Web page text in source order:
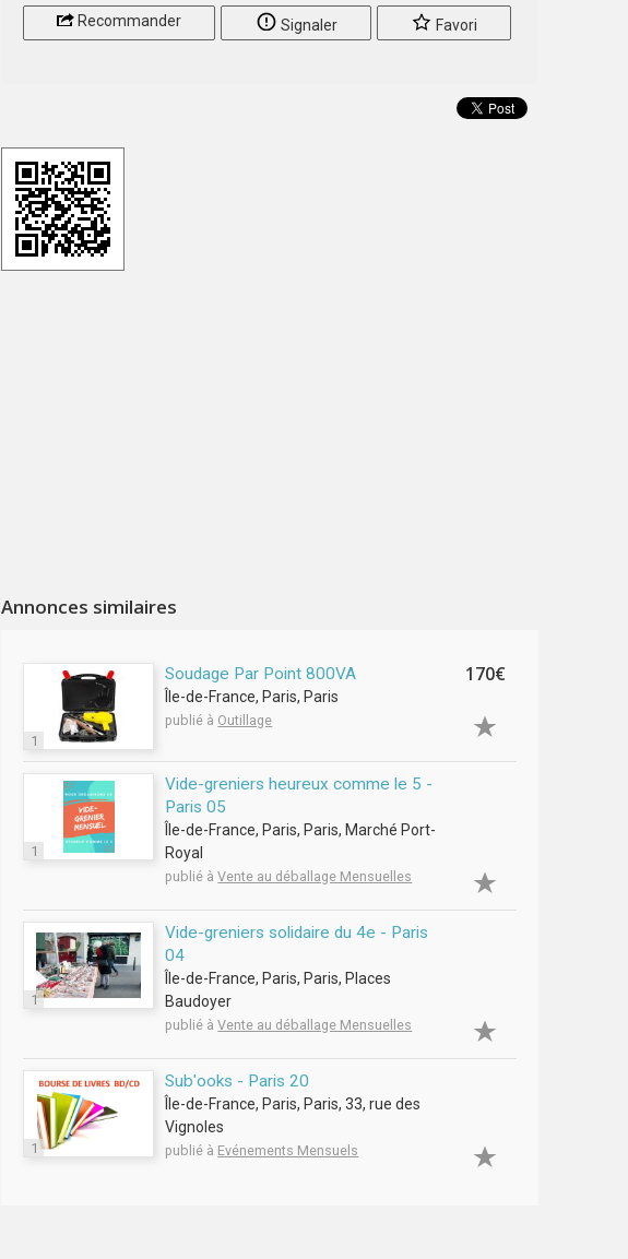
Recommander Signaler Favori
Annonces similaires
1
Soudage Par Point 800VA
Île-de-France, Paris, Paris
publié à Outillage
170€
1
Vide-greniers heureux comme le 5 -
Paris 05
Île-de-France, Paris, Paris, Marché Port-
Royal
publié àVente au déballage Mensuelles
1
Vide-greniers solidaire du 4e - Paris
04
Île-de-France, Paris, Paris, Places
Baudoyer
publié àVente au déballage Mensuelles
1
Sub'ooks - Paris 20
Île-de-France, Paris, Paris, 33, rue des
Vignoles
publié à Evénements Mensuels